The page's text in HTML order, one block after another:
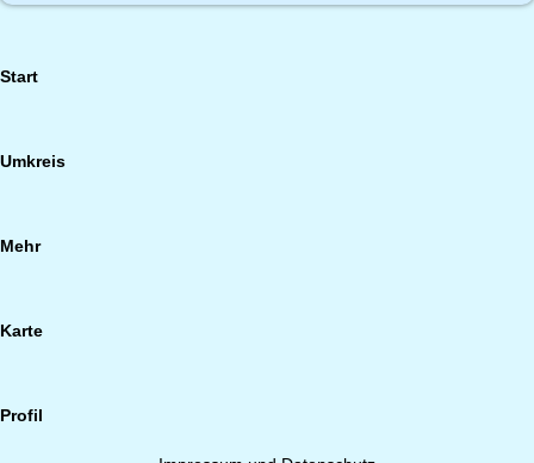
Start
Umkreis
Mehr
Karte
Profil